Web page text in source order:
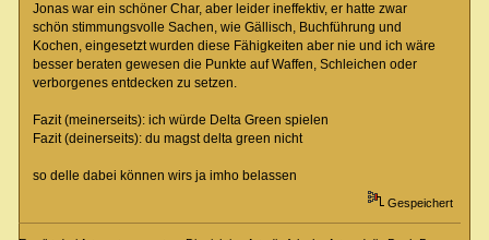
Jonas war ein schöner Char, aber leider ineffektiv, er hatte zwar
schön stimmungsvolle Sachen, wie Gällisch, Buchführung und
Kochen, eingesetzt wurden diese Fähigkeiten aber nie und ich wäre
besser beraten gewesen die Punkte auf Waffen, Schleichen oder
verborgenes entdecken zu setzen.
Fazit (meinerseits): ich würde Delta Green spielen
Fazit (deinerseits): du magst delta green nicht
so delle dabei können wirs ja imho belassen
Gespeichert